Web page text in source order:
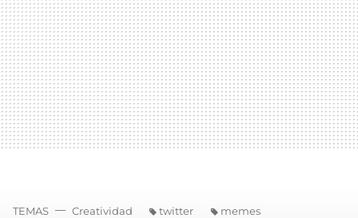
TEMAS Creatividad twitter memes